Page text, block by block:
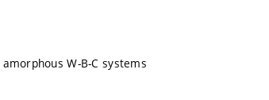
W-B-C systems